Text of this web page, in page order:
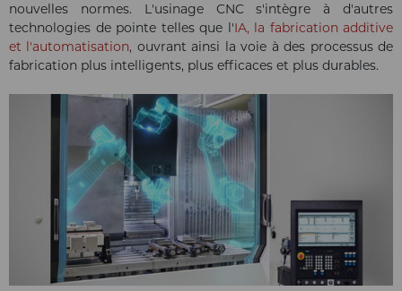
nouvelles normes. L'usinage CNC s'intègre à d'autres
technologies de pointe telles que l'IA, la fabrication additive
et l'automatisation, ouvrant ainsi la voie à des processus de
fabrication plus intelligents, plus efficaces et plus durables.